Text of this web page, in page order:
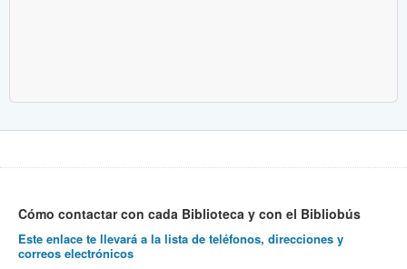
Cómo contactar con cada Biblioteca y con el Bibliobús
Este enlace te llevará a la lista de teléfonos, direcciones y
correos electrónicos